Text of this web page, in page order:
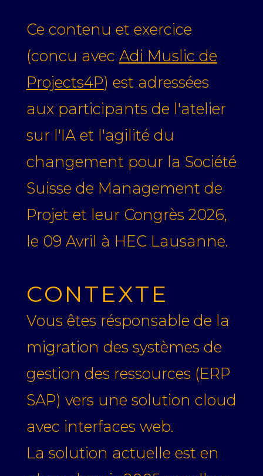
Ce contenu et exercice
(concu avec Adi Muslic de
Projects4P) est adressées
aux participants de l'atelier
sur l'IA et l'agilité du
changement pour la Société
Suisse de Management de
Projet et leur Congrès 2026,
le 09 Avril à HEC Lausanne.
CONTEXTE
Vous êtes résponsable de la
migration des systèmes de
gestion des ressources (ERP
SAP) vers une solution cloud
avec interfaces web.
La solution actuelle est en